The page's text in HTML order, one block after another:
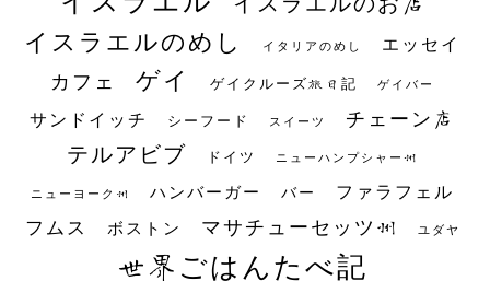
イスラエルのめし イタリアのめし エッセイ
カフェ ゲイ ゲイクルーズ旅日記 ゲイバー
サンドイッチ シーフード スイーツ チェーン店
テルアビブ ドイツ ニューハンプシャー州
ニューヨーク州 ハンバーガー バー ファラフェル
フムス ボストン マサチューセッツ州 ユダヤ
世界ごはんたべ記